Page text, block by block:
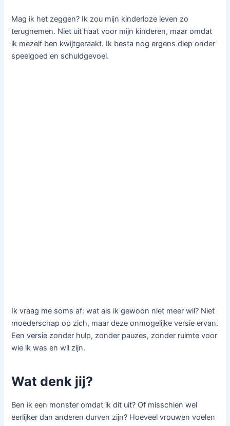
Mag ik het zeggen? Ik zou mijn kinderloze leven zo
terugnemen. Niet uit haat voor mijn kinderen, maar omdat
ik mezelf ben kwijtgeraakt. Ik besta nog ergens diep onder
speelgoed en schuldgevoel.
Ik vraag me soms af: wat als ik gewoon niet meer wil? Niet
moederschap op zich, maar deze onmogelijke versie ervan.
Een versie zonder hulp, zonder pauzes, zonder ruimte voor
wie ik was en wil zijn.
Wat denk jij?
Ben ik een monster omdat ik dit uit? Of misschien wel
eerlijker dan anderen durven zijn? Hoeveel vrouwen voelen